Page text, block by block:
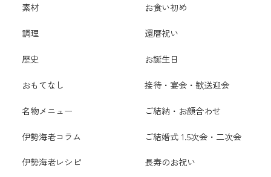
素材
調理
歴史
おもてなし
名物メニュー
伊勢海老コラム
伊勢海老レシピ
お食い初め
還暦祝い
お誕生日
接待・宴会・歓送迎会
ご結納・お顔合わせ
ご結婚式 1.5次会・二次会
長寿のお祝い